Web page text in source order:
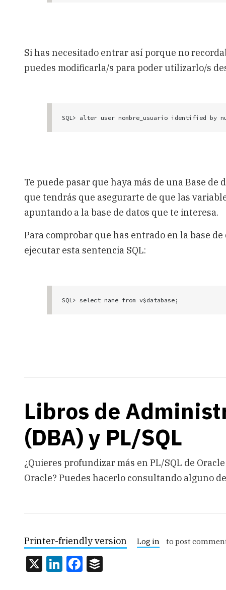
Si has necesitado entrar así porque no
puedes modificarla/s para poder utilizarlo/s
Te puede pasar que haya más de una Base
que tendrás que asegurarte de que las
apuntando a la base de datos que te interesa.
Para comprobar que has entrado en la base
ejecutar esta sentencia SQL:
Libros de
(DBA) y PL/SQL
¿Quieres profundizar más en PL/SQL de
Oracle? Puedes hacerlo consultando alguno
Printer-friendly version Log in to post
X LinkedIn
Facebook